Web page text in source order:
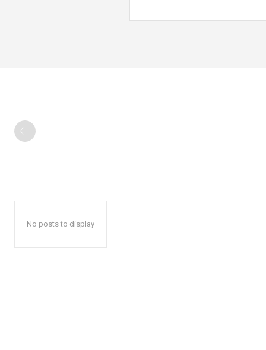
No posts to display